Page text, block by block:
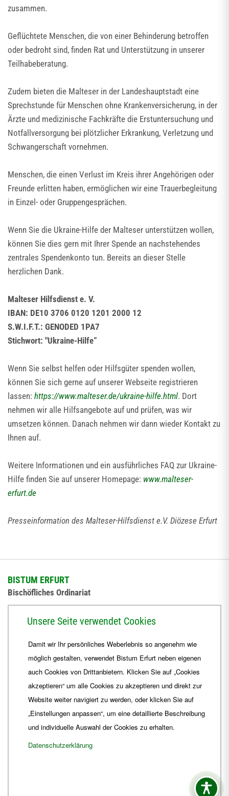
zusammen.
Geflüchtete Menschen, die von einer Behinderung betroffen
oder bedroht sind, finden Rat und Unterstützung in unserer
Teilhabeberatung.
Zudem bieten die Malteser in der Landeshauptstadt eine
Sprechstunde für Menschen ohne Krankenversicherung, in der
Ärzte und medizinische Fachkräfte die Erstuntersuchung und
Notfallversorgung bei plötzlicher Erkrankung, Verletzung und
Schwangerschaft vornehmen.
Menschen, die einen Verlust im Kreis ihrer Angehörigen oder
Freunde erlitten haben, ermöglichen wir eine Trauerbegleitung
in Einzel- oder Gruppengesprächen.
Wenn Sie die Ukraine-Hilfe der Malteser unterstützen wollen,
können Sie dies gern mit Ihrer Spende an nachstehendes
zentrales Spendenkonto tun. Bereits an dieser Stelle
herzlichen Dank.
Malteser Hilfsdienst e. V.
IBAN: DE10 3706 0120 1201 2000 12
S.W.I.F.T.: GENODED 1PA7
Stichwort: "Ukraine-Hilfe“
Wenn Sie selbst helfen oder Hilfsgüter spenden wollen,
können Sie sich gerne auf unserer Webseite registrieren
lassen: https://www.malteser.de/ukraine-hilfe.html. Dort
nehmen wir alle Hilfsangebote auf und prüfen, was wir
umsetzen können. Danach nehmen wir dann wieder Kontakt zu
Ihnen auf.
Weitere Informationen und ein ausführliches FAQ zur Ukraine-
Hilfe finden Sie auf unserer Homepage: www.malteser-
erfurt.de
Presseinformation des Malteser-Hilfsdienst e.V. Diözese Erfurt
BISTUM ERFURT
Bischöfliches Ordinariat
+49 361 6572-444
ordinariat Bistum-Erfurt.de
Unsere Seite verwendet Cookies
Damit wir Ihr persönliches Weberlebnis so angenehm wie
möglich gestalten, verwendet Bistum Erfurt neben eigenen
auch Cookies von Drittanbietern. Klicken Sie auf „Cookies
akzeptieren“ um alle Cookies zu akzeptieren und direkt zur
Website weiter navigiert zu werden, oder klicken Sie auf
„Einstellungen anpassen“, um eine detaillierte Beschreibung
und individuelle Auswahl der Cookies zu erhalten.
Datenschutzerklärung